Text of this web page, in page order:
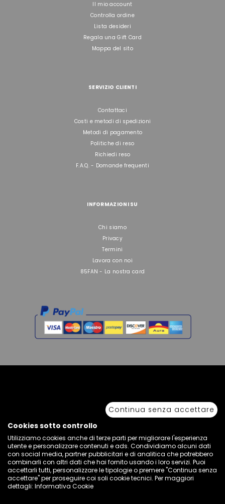
Il mio account
Controlla ordine
Lista desideri
Regala una Gift Card
Mappa del sito
SERVIZIO CLIENTI
Contattaci
Costi e metodi di spedizioni
Metodi di pagamento
Politiche di reso
Richiedi reso
F.A.Q. - Domande frequenti
INFORMAZIONI SU
Chi siamo
Privacy
Termini
Lavora con noi
85FAN - La nostra card
anche parziale.
Via Piave Km 68,600 • 04100 Latina, Italia | P.IVA 01222400598 • N° REA LT -
77855
Continua senza accettare
Cookies sotto controllo
Utilizziamo cookies anche di terze parti per migliorare l'esperienza
utente e personalizzare contenuti e ads. Condividiamo alcuni dati
con social media, partner pubblicitari e di analitica che potrebbero
combinarli con altri dati che hai fornito usando i loro servizi. Puoi
accettarli tutti, personalizzare le tipologie o premere "Continua senza
accettare" per proseguire coi soli cookie tecnici. Per maggiori
dettagli: Informativa Cookie